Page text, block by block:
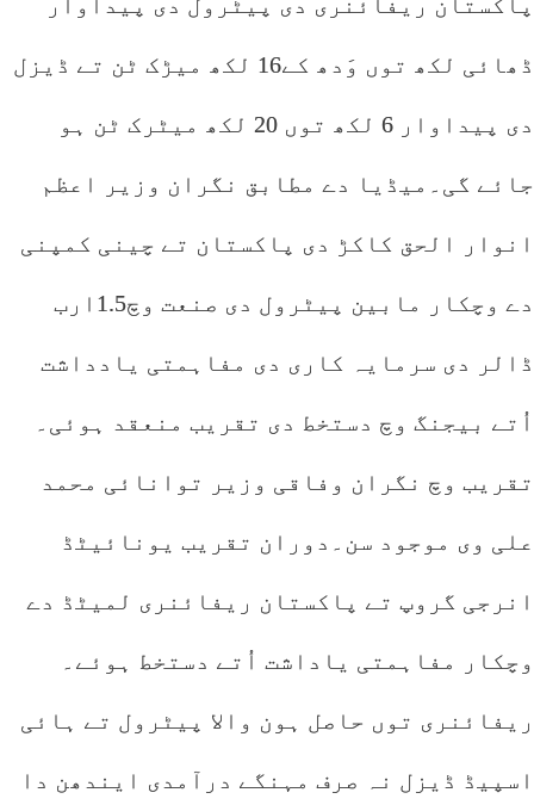
ڈھائی لکھ توں وَدھ کے16 لکھ میڑک ٹن تے ڈیزل
دی پیداوار 6 لکھ توں 20 لکھ میٹرک ٹن ہو
جائے گی۔میڈیا دے مطابق نگران وزیر اعظم
انوار الحق کاکڑ دی پاکستان تے چینی کمپنی
دے وچکار مابین پیٹرول دی صنعت وچ1.5ارب
ڈالر دی سرمایہ کاری دی مفاہمتی یادداشت
اُتے بیجنگ وچ دستخط دی تقریب منعقد ہوئی۔
تقریب وچ نگران وفاقی وزیر توانائی محمد
علی وی موجود سن۔دوران تقریب یونائیٹڈ
انرجی گروپ تے پاکستان ریفائنری لمیٹڈ دے
وچکار مفاہمتی یاداشت اُتے دستخط ہوئے۔
ریفائنری توں حاصل ہون والا پیٹرول تے ہائی
اسپیڈ ڈیزل نہ صرف مہنگے درآمدی ایندھن دا